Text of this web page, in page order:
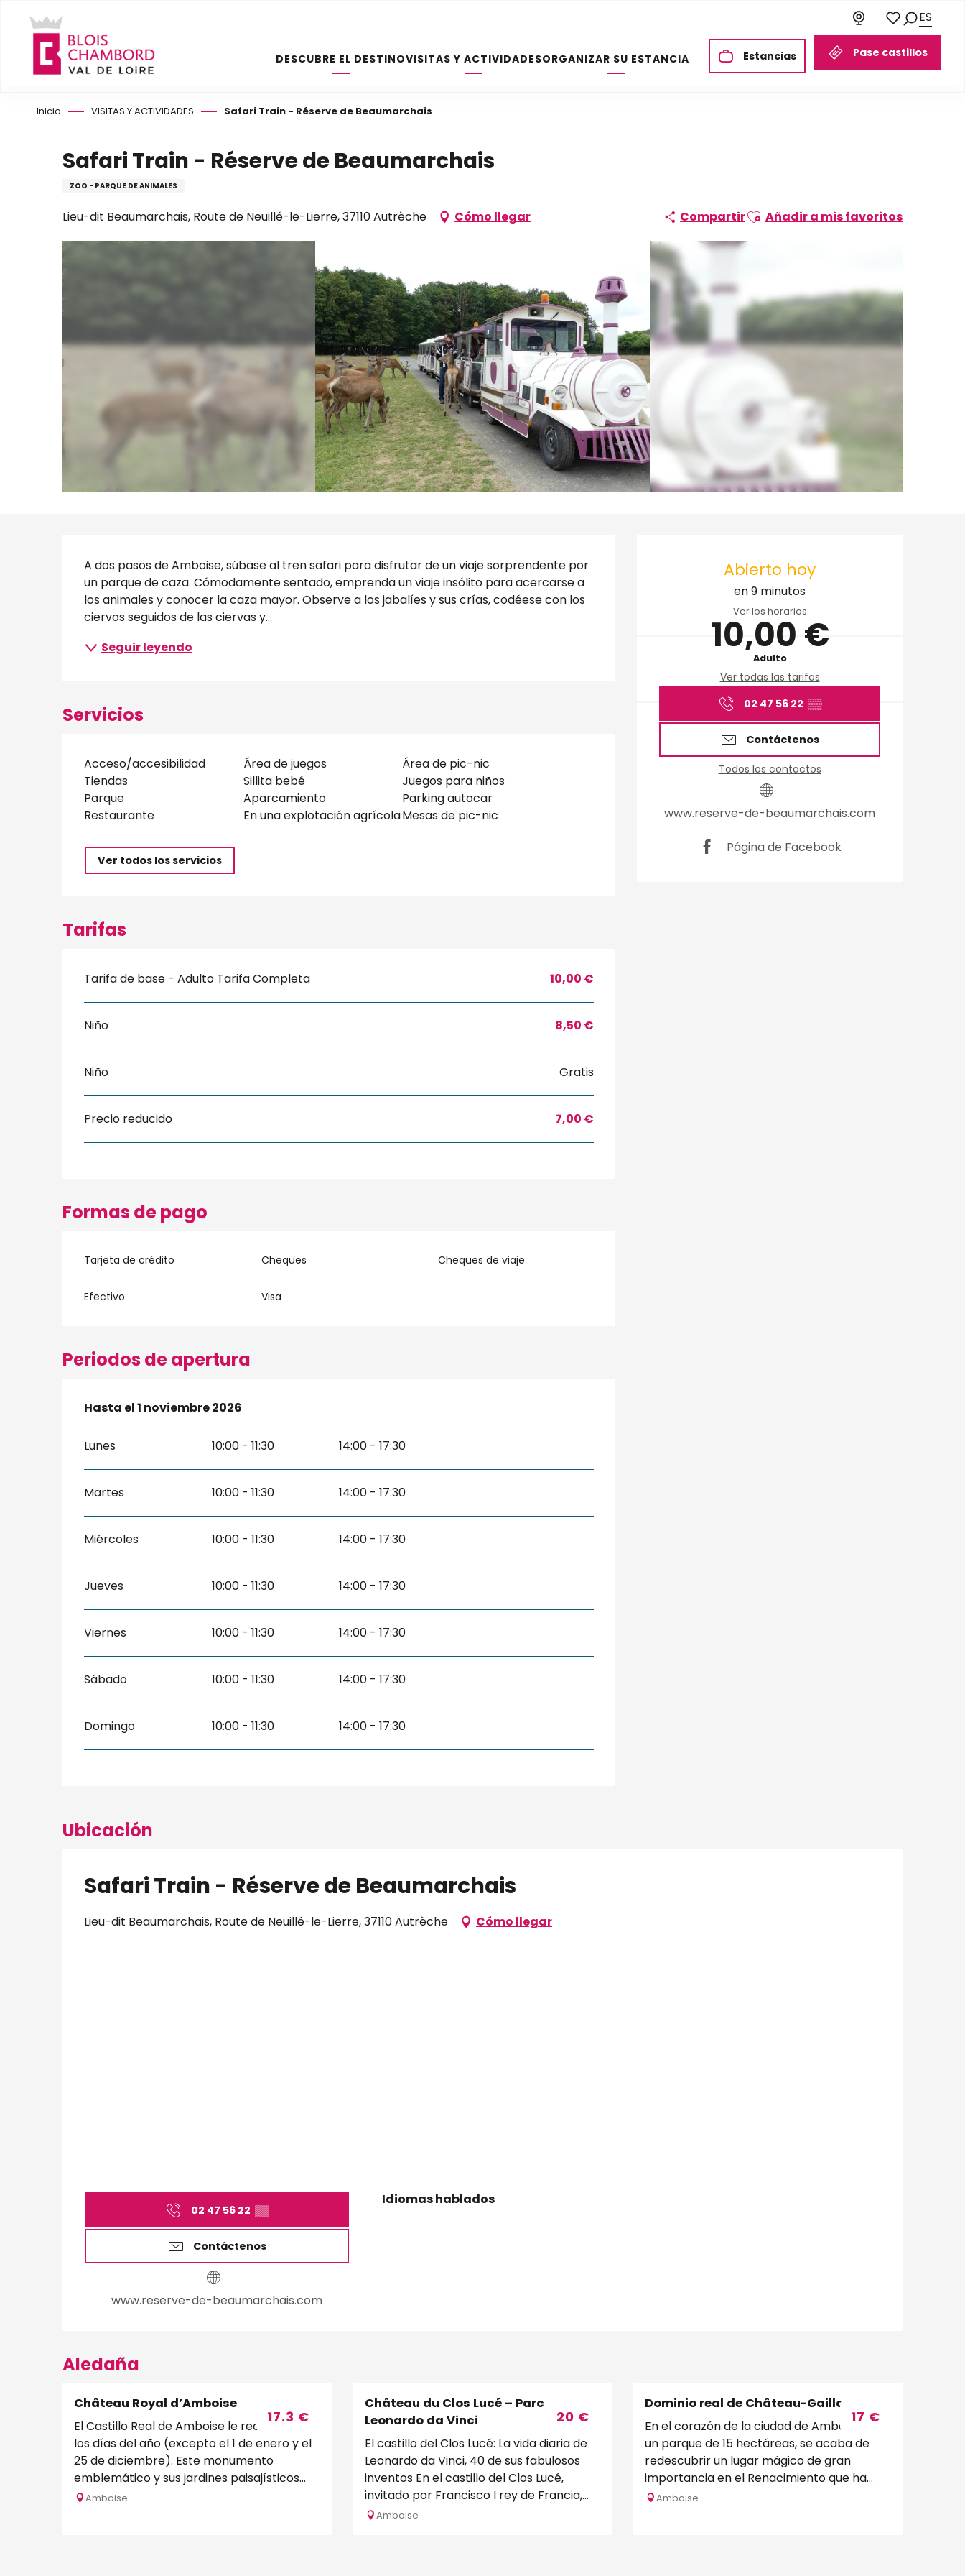
contenu
principal
Pase castillos
Estancias
Voir les
Buscar
ES
DESCUBRE EL DESTINOVISITAS Y ACTIVIDADESORGANIZAR SU ESTANCIA
Inicio VISITAS Y ACTIVIDADES Safari Train - Réserve de Beaumarchais
Safari Train - Réserve de Beaumarchais
ZOO - PARQUE DE ANIMALES
Lieu-dit Beaumarchais, Route de Neuillé-le-Lierre, 37110 Autrèche Cómo llegar CompartirAjouter aux favoris
Añadir a mis favoritos
Horarios y datos de
Abierto hoy
en 9 minutos
Ver los horarios
10,00 €
Adulto
Ver todas las tarifas
02 47 56 22 ▒▒
Contáctenos
Todos los contactos
www.reserve-de-beaumarchais.com
Página de Facebook
Descripción
A dos pasos de Amboise, súbase al tren safari para disfrutar de un viaje sorprendente por
un parque de caza. Cómodamente sentado, emprenda un viaje insólito para acercarse a
los animales y conocer la caza mayor. Observe a los jabalíes y sus crías, codéese con los
ciervos seguidos de las ciervas y...
Seguir leyendo
Servicios
Acceso/accesibilidad Área de juegos
Área de pic-nic
Tiendas
Sillita bebé
Juegos para niños
Parque
Aparcamiento
Parking autocar
Restaurante
En una explotación agrícolaMesas de pic-nic
Ver todos los servicios
Tarifas
Tarifa de base - Adulto Tarifa Completa 10,00 €
Niño 8,50 €
Niño Gratis
Precio reducido 7,00 €
Formas de pago
Tarjeta de crédito Cheques Cheques de viaje
Efectivo Visa
Periodos de apertura
Del1 abril 2026al1 noviembre 2026
Hasta el1 noviembre 2026
Lunes 10:00 - 11:30 14:00 - 17:30
Martes 10:00 - 11:30 14:00 - 17:30
Miércoles 10:00 - 11:30 14:00 - 17:30
Jueves 10:00 - 11:30 14:00 - 17:30
Viernes 10:00 - 11:30 14:00 - 17:30
Sábado 10:00 - 11:30 14:00 - 17:30
Domingo 10:00 - 11:30 14:00 - 17:30
Ubicación
Safari Train - Réserve de Beaumarchais
Lieu-dit Beaumarchais, Route de Neuillé-le-Lierre, 37110 Autrèche Cómo llegar
02 47 56 22 ▒▒
Contáctenos
www.reserve-de-beaumarchais.com
Idiomas hablados
Idiomas hablados
Aledaña
17.3 €
Château Royal d’Amboise
El Castillo Real de Amboise le recibe todos
los días del año (excepto el 1 de enero y el
25 de diciembre). Este monumento
emblemático y sus jardines paisajísticos
ofrecen uno...
Amboise
20 €
Château du Clos Lucé – Parc
Leonardo da Vinci
El castillo del Clos Lucé: La vida diaria de
Leonardo da Vinci, 40 de sus fabulosos
inventos En el castillo del Clos Lucé,
invitado por Francisco I rey de Francia,
vivió los 3...
Amboise
17 €
Dominio real de Château-Gaillard
En el corazón de la ciudad de Amboise, en
un parque de 15 hectáreas, se acaba de
redescubrir un lugar mágico de gran
importancia en el Renacimiento que ha
vuelto a nacer tras 5...
Amboise